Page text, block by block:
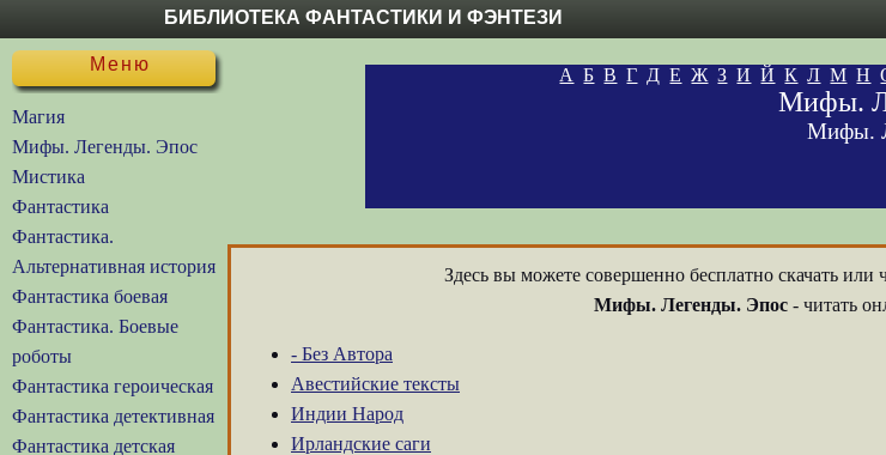
БИБЛИОТЕКА ФАНТАСТИКИ И ФЭНТЕЗИ
Меню
Магия
Мифы. Легенды. Эпос
Мистика
Фантастика
Фантастика.
Альтернативная история
Фантастика боевая
Фантастика. Боевые
роботы
Фантастика героическая
Фантастика детективная
Фантастика детская
А Б В Г Д Е Ж З И Й К Л М Н
Мифы.
Мифы.
Здесь вы можете совершенно бесплатно скачать
Мифы. Легенды. Эпос - читать
- Без Автора
Авестийские тексты
Индии Народ
Ирландские саги